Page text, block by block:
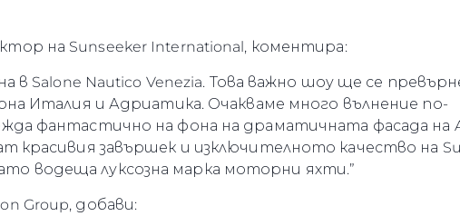
на Sunseeker International, коментира:
в Salone Nautico Venezia. Това важно шоу ще се
Италия и Адриатика. Очакваме много вълнение по-
фантастично на фона на драматичната фасада на
красивия завършек и изключителното качество на
водеща луксозна марка моторни яхти.”
Group, добави: